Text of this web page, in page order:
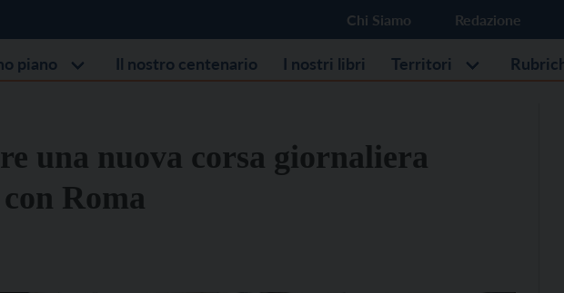
Chi Siamo Redazione
piano Il nostro centenario I nostri libri Territori
una nuova corsa giornaliera
Roma